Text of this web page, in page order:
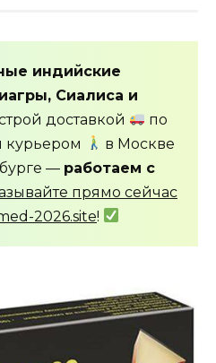
индийские
Сиалиса и
доставкой
по
курьером
в Москве
— работаем с
прямо сейчас
2026.site!